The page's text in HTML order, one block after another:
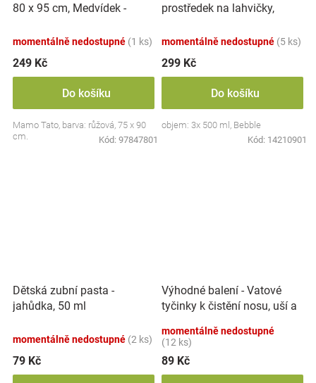
80 x 95 cm, Medvídek -
momentálně nedostupné (1 ks)
249 Kč
Do košíku
Mamo Tato, barva: růžová, 75 x 90
cm.
Kód: 97847801
prostředek na lahvičky,
momentálně nedostupné (5 ks)
299 Kč
Do košíku
objem: 3x 500 ml, Bebble
Kód: 14210901
Dětská zubní pasta -
jahůdka, 50 ml
momentálně nedostupné (2 ks)
79 Kč
Výhodné balení - Vatové
tyčinky k čistění nosu, uší a
momentálně nedostupné
(12 ks)
89 Kč